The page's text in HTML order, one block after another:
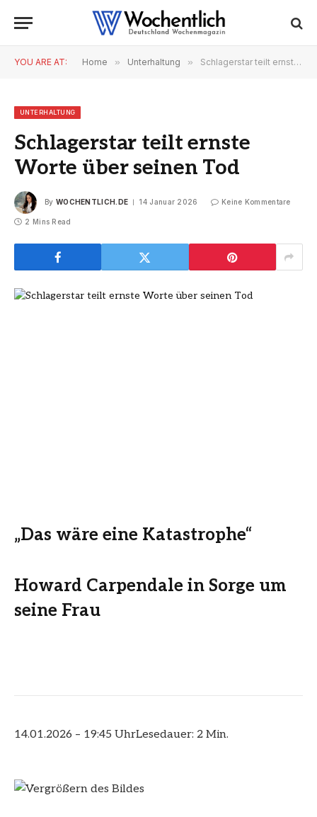
YOU ARE AT: Home » Unterhaltung » Schlagerstar teilt ernste Worte über seinen Tod
UNTERHALTUNG
Schlagerstar teilt ernste
Worte über seinen Tod
By WOCHENTLICH.DE 14 Januar 2026 Keine Kommentare
2 Mins Read
„Das wäre eine Katastrophe“
Howard Carpendale in Sorge um
seine Frau
14.01.2026 – 19:45 UhrLesedauer: 2 Min.